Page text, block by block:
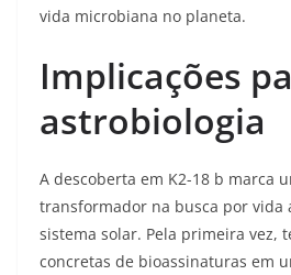
vida microbiana no planeta.
Implicações
astrobiologia
A descoberta em K2-18 b marca
transformador na busca por vida
sistema solar. Pela primeira vez,
concretas de bioassinaturas em